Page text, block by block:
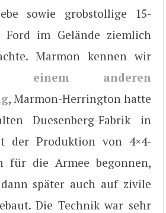
sowie grobstollige 15-
Ford im Gelände ziemlich
Marmon kennen wir
einem anderen
, Marmon-Herrington hatte
Duesenberg-Fabrik in
der Produktion von 4×4-
für die Armee begonnen,
später auch auf zivile
Die Technik war sehr